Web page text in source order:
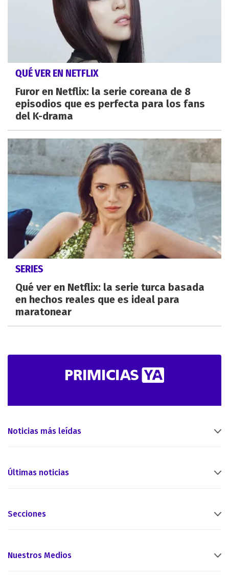
QUÉ VER EN NETFLIX
Furor en Netflix: la serie coreana de 8
episodios que es perfecta para los fans
del K-drama
SERIES
Qué ver en Netflix: la serie turca basada
en hechos reales que es ideal para
maratonear
Noticias más leídas
Últimas noticias
Secciones
Nuestros Medios